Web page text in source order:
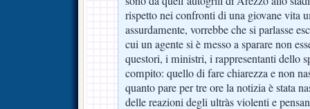
rispetto nei confronti di una giovane vita
assurdamente, vorrebbe che si parlasse
cui un agente si è messo a sparare non
questori, i ministri, i rappresentanti dello
compito: quello di fare chiarezza e non
quanto pare per tre ore la notizia è stata
delle reazioni degli ultràs violenti e